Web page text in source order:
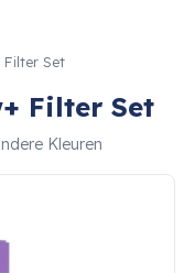
Set
Filter Set
Kleuren